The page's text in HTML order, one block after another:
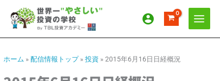
ス
ッホーム »配信情報トップ»投資 »2015年6月16日日経概況
ー
ブ
テ
ー